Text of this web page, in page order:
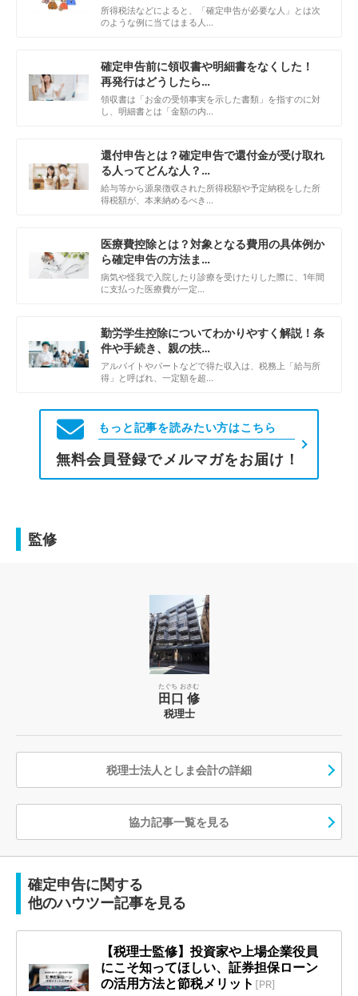
所得税法などによると、「確定申告が必要な人」とは次
のような例に当てはまる人…
確定申告前に領収書や明細書をなくした！
再発行はどうしたら…
領収書は「お金の受領事実を示した書類」を指すのに対
し、明細書とは「金額の内…
還付申告とは？確定申告で還付金が受け取れ
る人ってどんな人？…
給与等から源泉徴収された所得税額や予定納税をした所
得税額が、本来納めるべき…
医療費控除とは？対象となる費用の具体例か
ら確定申告の方法ま…
病気や怪我で入院したり診療を受けたりした際に、1年間
に支払った医療費が一定…
勤労学生控除についてわかりやすく解説！条
件や手続き、親の扶…
アルバイトやパートなどで得た収入は、税務上「給与所
得」と呼ばれ、一定額を超…
もっと記事を読みたい方はこちら
無料会員登録でメルマガをお届け！
監修
田口 修
たぐち おさむ
税理士
税理士法人としま会計の詳細
協力記事一覧を見る
確定申告に関する
他のハウツー記事を見る
【税理士監修】投資家や上場企業役員
にこそ知ってほしい、証券担保ローン
の活用方法と節税メリット [PR]